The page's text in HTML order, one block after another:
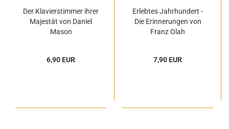
Der Klavierstimmer ihrer
Majestät von Daniel
Mason
6,90 EUR
Erlebtes Jahrhundert -
Die Erinnerungen von
Franz Olah
7,90 EUR